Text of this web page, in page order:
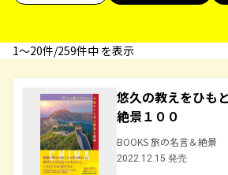
1〜20件/259件中 を表示
悠久の教えをひも
絶景１００
BOOKS 旅の名言＆絶景
2022.12.15 発売